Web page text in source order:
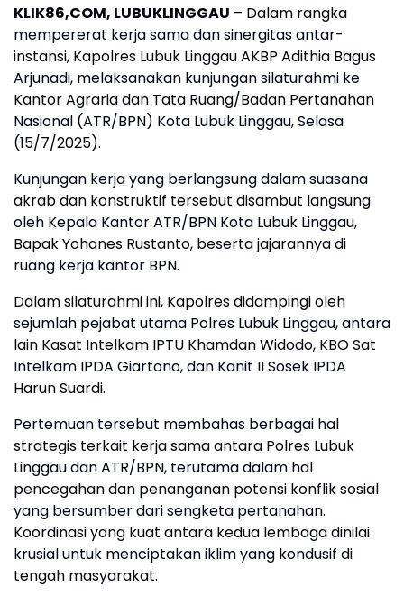
KLIK86,COM, LUBUKLINGGAU – Dalam rangka
mempererat kerja sama dan sinergitas antar-
instansi, Kapolres Lubuk Linggau AKBP Adithia Bagus
Arjunadi, melaksanakan kunjungan silaturahmi ke
Kantor Agraria dan Tata Ruang/Badan Pertanahan
Nasional (ATR/BPN) Kota Lubuk Linggau, Selasa
(15/7/2025).
Kunjungan kerja yang berlangsung dalam suasana
akrab dan konstruktif tersebut disambut langsung
oleh Kepala Kantor ATR/BPN Kota Lubuk Linggau,
Bapak Yohanes Rustanto, beserta jajarannya di
ruang kerja kantor BPN.
Dalam silaturahmi ini, Kapolres didampingi oleh
sejumlah pejabat utama Polres Lubuk Linggau, antara
lain Kasat Intelkam IPTU Khamdan Widodo, KBO Sat
Intelkam IPDA Giartono, dan Kanit II Sosek IPDA
Harun Suardi.
Pertemuan tersebut membahas berbagai hal
strategis terkait kerja sama antara Polres Lubuk
Linggau dan ATR/BPN, terutama dalam hal
pencegahan dan penanganan potensi konflik sosial
yang bersumber dari sengketa pertanahan.
Koordinasi yang kuat antara kedua lembaga dinilai
krusial untuk menciptakan iklim yang kondusif di
tengah masyarakat.